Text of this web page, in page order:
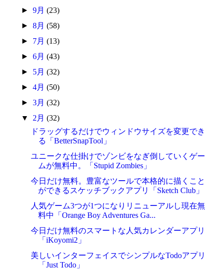
► 9月 (23)
► 8月 (58)
► 7月 (13)
► 6月 (43)
► 5月 (32)
► 4月 (50)
► 3月 (32)
▼ 2月 (32)
ドラッグするだけでウィンドウサイズを変更でき
る「BetterSnapTool」
ユニークな仕掛けでゾンビをなぎ倒していくゲー
ムが無料中。「Stupid Zombies」
今日だけ無料。豊富なツールで本格的に描くこと
ができるスケッチブックアプリ「Sketch Club」
人気ゲーム3つが1つになりリニューアルし現在無
料中「Orange Boy Adventures Ga...
今日だけ無料のスマートな人気カレンダーアプリ
「iKoyomi2」
美しいインターフェイスでシンプルなTodoアプリ
「Just Todo」